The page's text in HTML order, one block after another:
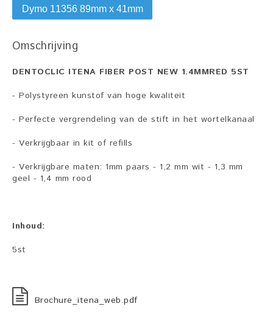
Dymo 11356 89mm x 41mm
Omschrijving
DENTOCLIC ITENA FIBER POST NEW 1.4MMRED 5ST
- Polystyreen kunstof van hoge kwaliteit
- Perfecte vergrendeling van de stift in het wortelkanaal
- Verkrijgbaar in kit of refills
- Verkrijgbare maten: 1mm paars - 1,2 mm wit - 1,3 mm
geel - 1,4 mm rood
Inhoud:
5st
Brochure_itena_web.pdf